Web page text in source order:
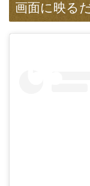
画面に映る